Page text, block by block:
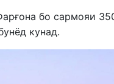
бо сармояи
кунад.